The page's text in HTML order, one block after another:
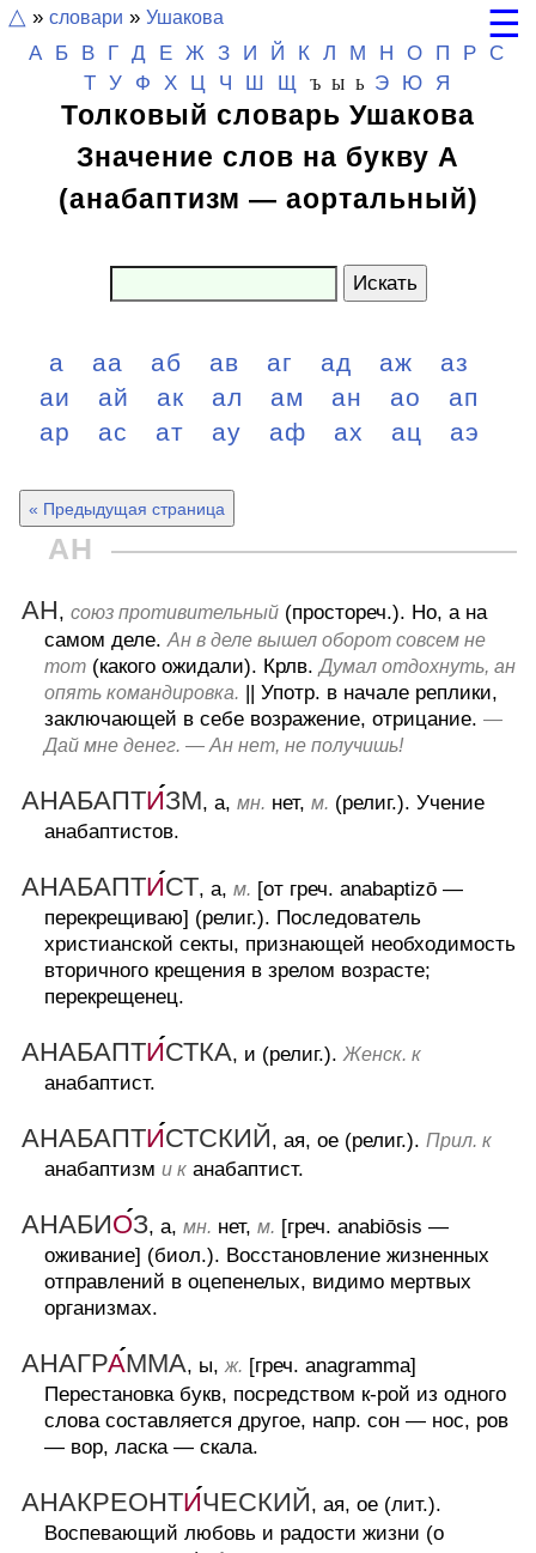
☰
△ » словари » Ушакова
А Б В Г Д Е Ж З И Й К Л М Н О П Р
С
Т У Ф Х Ц Ч Ш Щ Ъ Ы Ь Э Ю Я
Толковый словарь Ушакова
Значение слов на букву А
(анабаптизм — аортальный)
Искать
а аа аб ав аг ад аж
аз
аи
ай ак ал ам ан ао
ап
ар
ас ат ау аф ах ац аэ
« Предыдущая страница
АН
АН, союз противительный (простореч.). Но, а на
самом деле. Ан в деле вышел оборот совсем не
тот (какого ожидали). Крлв.Думал отдохнуть, ан
опять командировка.
Употр. в начале реплики,
заключающей в себе возражение, отрицание. —
Дай мне денег. — Ан нет, не получишь!
АНАБАПТИЗМ, а, мн. нет, м. (религ.). Учение
анабаптистов.
АНАБАПТИСТ, а, м. [от греч. anabaptizō —
перекрещиваю] (религ.). Последователь
христианской секты, признающей необходимость
вторичного крещения в зрелом возрасте;
перекрещенец.
АНАБАПТИСТКА, и (религ.).Женск. к
анабаптист.
АНАБАПТИСТСКИЙ, ая, ое (религ.). Прил. к
анабаптизм и к анабаптист.
АНАБИОЗ, а, мн. нет, м. [греч. anabiōsis —
оживание] (биол.). Восстановление жизненных
отправлений в оцепенелых, видимо мертвых
организмах.
АНАГРАММА, ы,ж. [греч. anagramma]
Перестановка букв, посредством к-рой из одного
слова составляется другое, напр. сон — нос, ров
— вор, ласка — скала.
АНАКРЕОНТИЧЕСКИЙ, ая, ое (лит.).
Воспевающий любовь и радости жизни (о